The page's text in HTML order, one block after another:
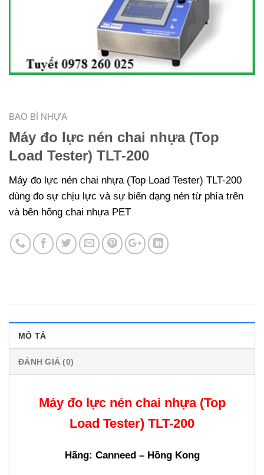
BAO BÌ NHỰA
Máy đo lực nén chai nhựa (Top
Load Tester) TLT-200
Máy đo lực nén chai nhựa (Top Load Tester) TLT-200
dùng đo sự chịu lực và sự biến dạng nén từ phía trên
và bên hông chai nhựa PET
MÔ TẢ
ĐÁNH GIÁ (0)
Máy đo lực nén chai nhựa (Top
Load Tester) TLT-200
Hãng: Canneed – Hồng Kong